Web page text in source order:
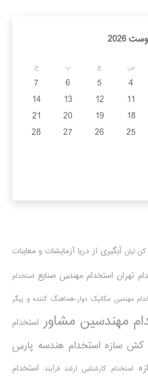
2026
س چ پ ج
4
5
6
7
11
12
13
14
18
19
20
21
25
26
27
28
لیان آبگیری از دریا آزمایشات و معاینات
تهران استخدام مهندس صنایع استخدام
مهندس مکانیک دوار-هماهنگ کننده و پیگر
مهندسین مشاور استخدام
کش سازه استخدام هندسه پارس
استخدام کارشناس ارشد فرآیند استخدام